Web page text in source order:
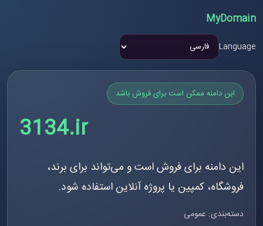
MyDomain
Language
این دامنه ممکن است برای فروش باشد
3134.ir
این دامنه برای فروش است و می‌تواند برای برند،
فروشگاه، کمپین یا پروژه آنلاین استفاده شود.
دسته‌بندی: عمومی